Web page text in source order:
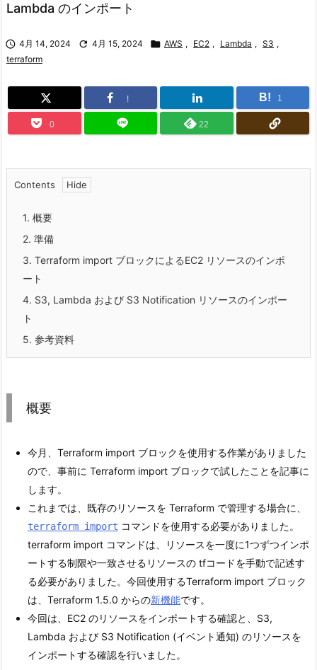
Lambda のインポート
 4月 14, 2024  4月 15, 2024  AWS , EC2 , Lambda , S3 ,
terraform
! B! 1
0 22
Contents
1. 概要
2. 準備
3. Terraform import ブロックによるEC2 リソースのインポ
ート
4. S3, Lambda および S3 Notification リソースのインポー
ト
5. 参考資料
概要
今月、Terraform import ブロックを使用する作業がありました
ので、事前に Terraform import ブロックで試したことを記事に
します。
これまでは、既存のリソースを Terraform で管理する場合に、
terraform import コマンドを使用する必要がありました。
terraform import コマンドは、リソースを一度に1つずつインポ
ートする制限や一致させるリソースの tfコードを手動で記述す
る必要がありました。今回使用するTerraform import ブロック
は、Terraform 1.5.0 からの新機能です。
今回は、EC2 のリソースをインポートする確認と、S3,
Lambda および S3 Notification (イベント通知) のリソースを
インポートする確認を行いました。